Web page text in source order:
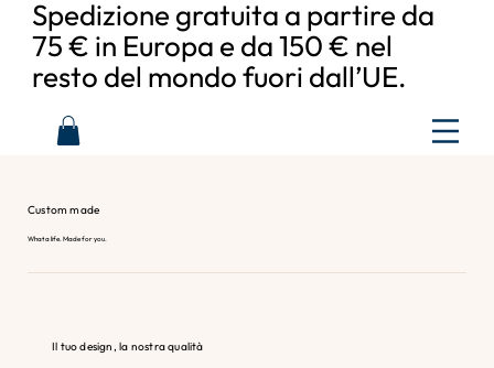
Spedizione gratuita a partire da
75 € in Europa e da 150 € nel
resto del mondo fuori dall’UE.
Custom made
What a life. Made for you.
Il tuo design, la nostra qualità